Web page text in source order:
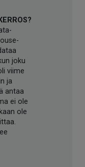
joku
viime
ja
antaa
ei ole
ole